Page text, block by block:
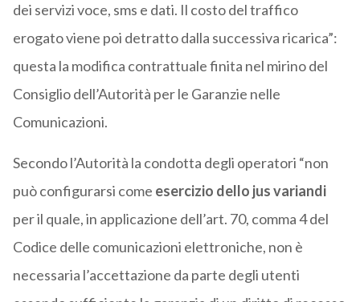
dei servizi voce, sms e dati. Il costo del traffico
erogato viene poi detratto dalla successiva ricarica”:
questa la modifica contrattuale finita nel mirino del
Consiglio dell’Autorità per le Garanzie nelle
Comunicazioni.
Secondo l’Autorità la condotta degli operatori “non
può configurarsi come esercizio dello jus variandi
per il quale, in applicazione dell’art. 70, comma 4 del
Codice delle comunicazioni elettroniche, non è
necessaria l’accettazione da parte degli utenti